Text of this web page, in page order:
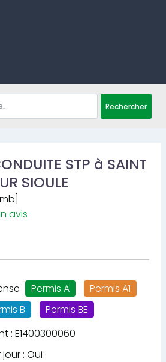
Rechercher
STP à SAINT
SIOULE
avis
Permis A
Permis A1
B
Permis BE
: E1400300060
: Oui